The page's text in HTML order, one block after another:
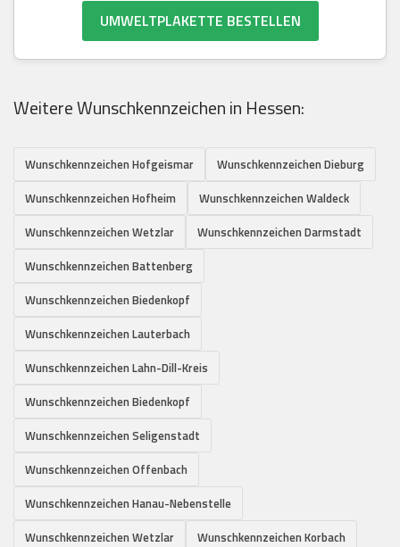
UMWELTPLAKETTE BESTELLEN
Weitere Wunschkennzeichen in Hessen:
Wunschkennzeichen Hofgeismar
Wunschkennzeichen Dieburg
Wunschkennzeichen Hofheim
Wunschkennzeichen Waldeck
Wunschkennzeichen Wetzlar
Wunschkennzeichen Darmstadt
Wunschkennzeichen Battenberg
Wunschkennzeichen Biedenkopf
Wunschkennzeichen Lauterbach
Wunschkennzeichen Lahn-Dill-Kreis
Wunschkennzeichen Biedenkopf
Wunschkennzeichen Seligenstadt
Wunschkennzeichen Offenbach
Wunschkennzeichen Hanau-Nebenstelle
Wunschkennzeichen Wetzlar
Wunschkennzeichen Korbach